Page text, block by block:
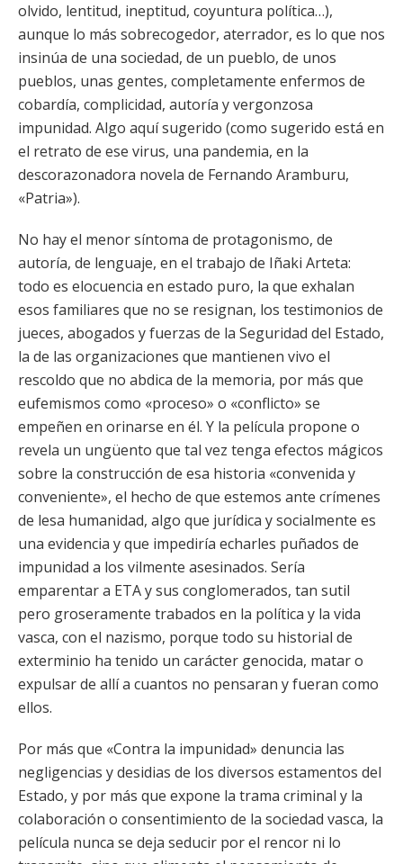
olvido, lentitud, ineptitud, coyuntura política…),
aunque lo más sobrecogedor, aterrador, es lo que nos
insinúa de una sociedad, de un pueblo, de unos
pueblos, unas gentes, completamente enfermos de
cobardía, complicidad, autoría y vergonzosa
impunidad. Algo aquí sugerido (como sugerido está en
el retrato de ese virus, una pandemia, en la
descorazonadora novela de Fernando Aramburu,
«Patria»).
No hay el menor síntoma de protagonismo, de
autoría, de lenguaje, en el trabajo de Iñaki Arteta:
todo es elocuencia en estado puro, la que exhalan
esos familiares que no se resignan, los testimonios de
jueces, abogados y fuerzas de la Seguridad del Estado,
la de las organizaciones que mantienen vivo el
rescoldo que no abdica de la memoria, por más que
eufemismos como «proceso» o «conflicto» se
empeñen en orinarse en él. Y la película propone o
revela un ungüento que tal vez tenga efectos mágicos
sobre la construcción de esa historia «convenida y
conveniente», el hecho de que estemos ante crímenes
de lesa humanidad, algo que jurídica y socialmente es
una evidencia y que impediría echarles puñados de
impunidad a los vilmente asesinados. Sería
emparentar a ETA y sus conglomerados, tan sutil
pero groseramente trabados en la política y la vida
vasca, con el nazismo, porque todo su historial de
exterminio ha tenido un carácter genocida, matar o
expulsar de allí a cuantos no pensaran y fueran como
ellos.
Por más que «Contra la impunidad» denuncia las
negligencias y desidias de los diversos estamentos del
Estado, y por más que expone la trama criminal y la
colaboración o consentimiento de la sociedad vasca, la
película nunca se deja seducir por el rencor ni lo